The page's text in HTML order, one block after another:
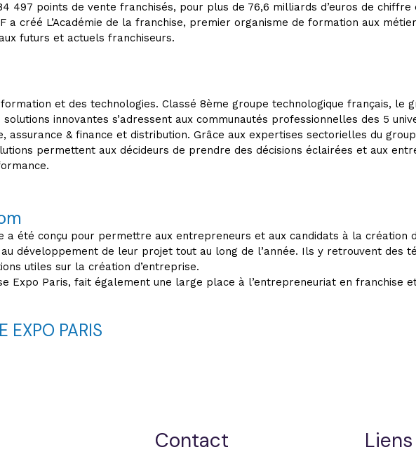
497 points de vente franchisés, pour plus de 76,6 milliards d’euros de chiffre
a créé L’Académie de la franchise, premier organisme de formation aux
futurs et actuels franchiseurs.
et des technologies. Classé 8ème groupe technologique français, le
innovantes s’adressent aux communautés professionnelles des 5
assurance & finance et distribution. Grâce aux expertises sectorielles du
permettent aux décideurs de prendre des décisions éclairées et aux
a été conçu pour permettre aux entrepreneurs et aux candidats à la création
développement de leur projet tout au long de l’année. Ils y retrouvent des
utiles sur la création d’entreprise.
Expo Paris, fait également une large place à l’entrepreneuriat en franchise
EXPO PARIS
Contact